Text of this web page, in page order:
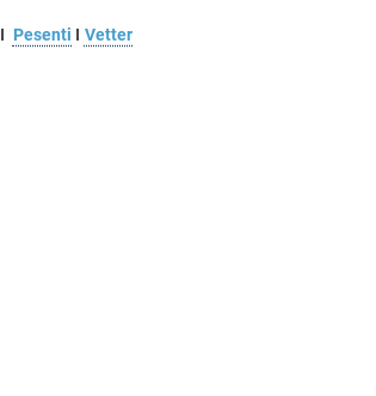
I Pesenti I Vetter